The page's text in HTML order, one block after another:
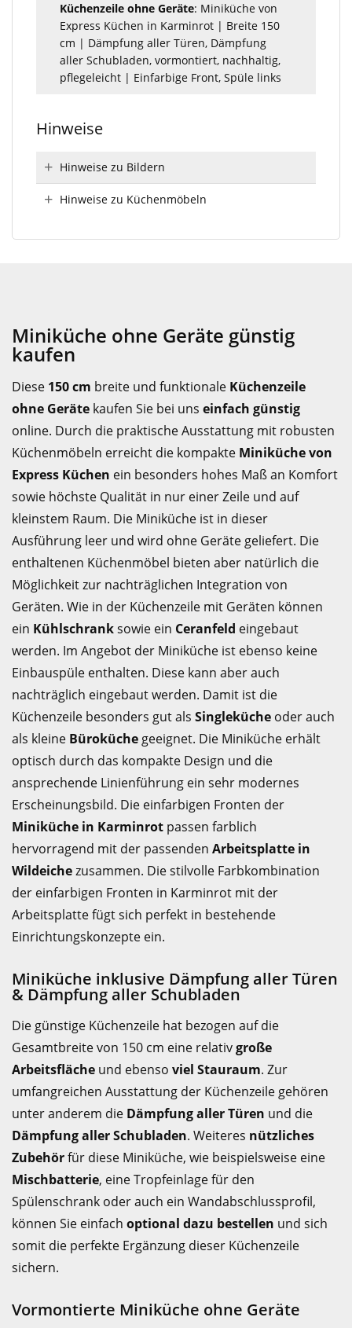
Küchenzeile ohne Geräte: Miniküche von
Express Küchen in Karminrot | Breite 150
cm | Dämpfung aller Türen, Dämpfung
aller Schubladen, vormontiert, nachhaltig,
pflegeleicht | Einfarbige Front, Spüle links
Hinweise
Hinweise zu Bildern
Hinweise zu Küchenmöbeln
Miniküche ohne Geräte günstig
kaufen
Diese 150 cm breite und funktionale Küchenzeile
ohne Geräte kaufen Sie bei uns einfach günstig
online. Durch die praktische Ausstattung mit robusten
Küchenmöbeln erreicht die kompakte Miniküche von
Express Küchen ein besonders hohes Maß an Komfort
sowie höchste Qualität in nur einer Zeile und auf
kleinstem Raum. Die Miniküche ist in dieser
Ausführung leer und wird ohne Geräte geliefert. Die
enthaltenen Küchenmöbel bieten aber natürlich die
Möglichkeit zur nachträglichen Integration von
Geräten. Wie in der Küchenzeile mit Geräten können
ein Kühlschranksowie ein Ceranfeld eingebaut
werden. Im Angebot der Miniküche ist ebenso keine
Einbauspüle enthalten. Diese kann aber auch
nachträglich eingebaut werden. Damit ist die
Küchenzeile besonders gut als Singleküche oder auch
als kleine Büroküche geeignet. Die Miniküche erhält
optisch durch das kompakte Design und die
ansprechende Linienführung ein sehr modernes
Erscheinungsbild. Die einfarbigen Fronten der
Miniküche in Karminrot passen farblich
hervorragend mit der passenden Arbeitsplatte in
Wildeichezusammen. Die stilvolle Farbkombination
der einfarbigen Fronten in Karminrot mit der
Arbeitsplatte fügt sich perfekt in bestehende
Einrichtungskonzepte ein.
Miniküche inklusive Dämpfung aller Türen
& Dämpfung aller Schubladen
Die günstige Küchenzeile hat bezogen auf die
Gesamtbreite von 150 cm eine relativgroße
Arbeitsfläche und ebenso viel Stauraum. Zur
umfangreichen Ausstattung der Küchenzeile gehören
unter anderem die Dämpfung aller Türen und die
Dämpfung aller Schubladen. Weiteres nützliches
Zubehörfür diese Miniküche, wie beispielsweise eine
Mischbatterie, eine Tropfeinlage für den
Spülenschrank oder auch ein Wandabschlussprofil,
können Sie einfach optional dazu bestellen und sich
somit die perfekte Ergänzung dieser Küchenzeile
sichern.
Vormontierte Miniküche ohne Geräte